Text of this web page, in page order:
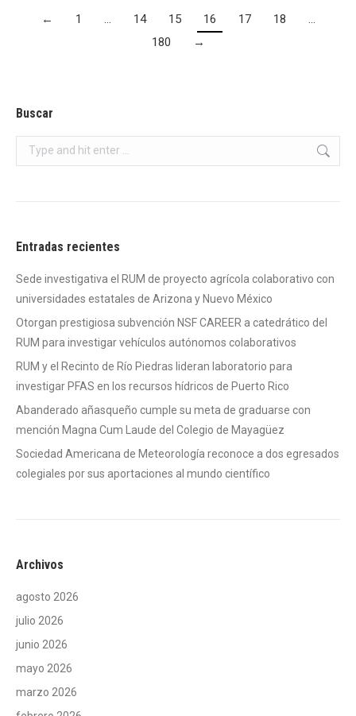
← 1 … 14 15 16 17 18
…
180
→
Buscar
Search:
Entradas recientes
Sede investigativa el RUM de proyecto agrícola colaborativo con
universidades estatales de Arizona y Nuevo México
Otorgan prestigiosa subvención NSF CAREER a catedrático del
RUM para investigar vehículos autónomos colaborativos
RUM y el Recinto de Río Piedras lideran laboratorio para
investigar PFAS en los recursos hídricos de Puerto Rico
Abanderado añasqueño cumple su meta de graduarse con
mención Magna Cum Laude del Colegio de Mayagüez
Sociedad Americana de Meteorología reconoce a dos egresados
colegiales por sus aportaciones al mundo científico
Archivos
agosto 2026
julio 2026
junio 2026
mayo 2026
marzo 2026